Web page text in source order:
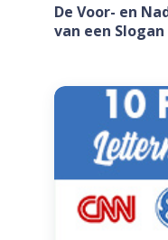
De Voor- en
van een Slogan